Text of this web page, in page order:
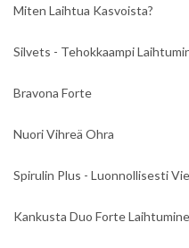
Miten Laihtua Kasvoista?
Silvets - Tehokkaampi
Bravona Forte
Nuori Vihreä Ohra
Spirulin Plus - Luonnollisesti
Kankusta Duo Forte